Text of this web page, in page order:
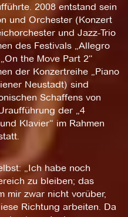
2008 entstand sein
und Orchester (Konzert
und Jazz-Trio
des Festivals „Allegro
the Move Part 2“
der Konzertreihe „Piano
Neustadt) sind
Schaffens von
der „4
Klavier“ im Rahmen
„Ich habe noch
zu bleiben; das
mir zwar nicht vorüber,
Richtung arbeiten. Da